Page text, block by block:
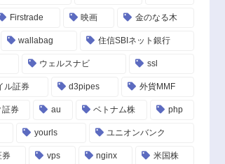
Firstrade 映画 金のなる木
wallabag 住信SBIネット銀行
ウェルスナビ ssl
ル証券 d3pipes 外貨MMF
証券 au ベトナム株 php
yourls ユニオンバンク
券 vps nginx 米国株